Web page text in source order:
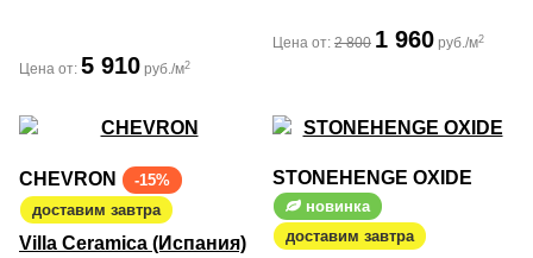
Цена от: 5 910 руб./м2
Цена от: 2 800 1 960 руб./м2
CHEVRON
-15%
доставим завтра
Villa Ceramica (Испания)
STONEHENGE OXIDE
новинка
доставим завтра